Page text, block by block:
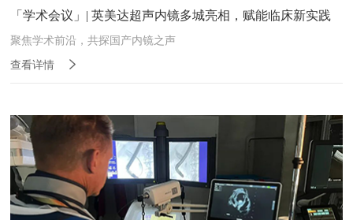
「学术会议」| 英美达超声内镜多城亮相，赋能临床新实践
聚焦学术前沿，共探国产内镜之声
查看详情